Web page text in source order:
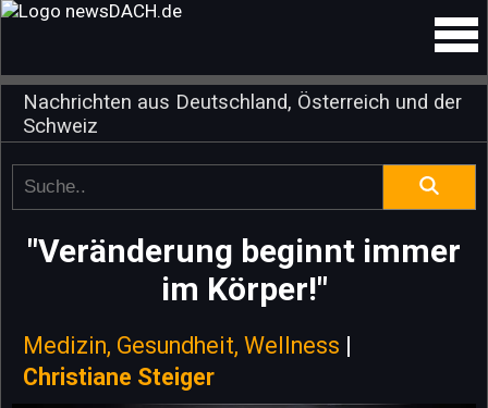
Nachrichten aus Deutschland, Österreich und der
Schweiz
"Veränderung beginnt immer
im Körper!"
Medizin, Gesundheit, Wellness |
Christiane Steiger